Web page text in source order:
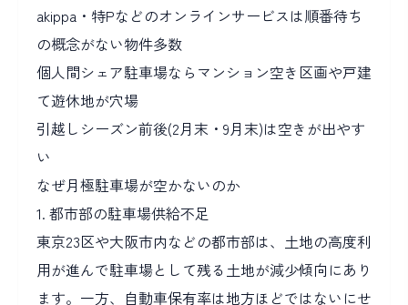
akippa・特Pなどのオンラインサービスは順番待ち
の概念がない物件多数
個人間シェア駐車場ならマンション空き区画や戸建
て遊休地が穴場
引越しシーズン前後(2月末・9月末)は空きが出やす
い
なぜ月極駐車場が空かないのか
1. 都市部の駐車場供給不足
東京23区や大阪市内などの都市部は、土地の高度利
用が進んで駐車場として残る土地が減少傾向にあり
ます。一方、自動車保有率は地方ほどではないにせ